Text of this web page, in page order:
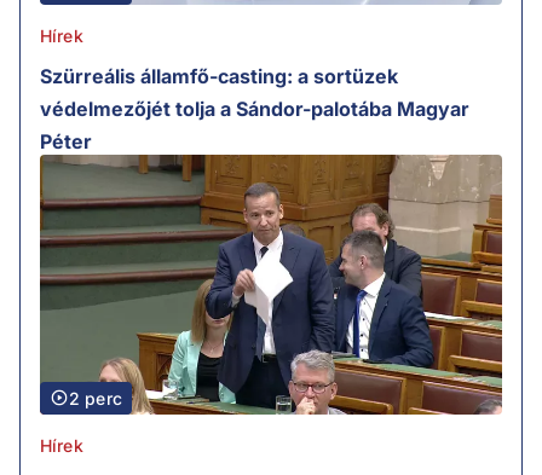
Hírek
Szürreális államfő-casting: a sortüzek
védelmezőjét tolja a Sándor-palotába Magyar
Péter
2 perc
Hírek